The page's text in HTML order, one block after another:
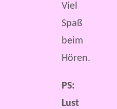
Viel
Spaß
beim
Hören.
PS:
Lust